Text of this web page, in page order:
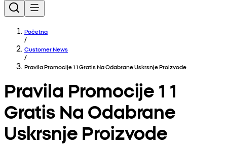
Početna
/
Customer News
/
Pravila Promocije 1 1 Gratis Na Odabrane Uskrsnje Proizvode
Pravila Promocije 1 1
Gratis Na Odabrane
Uskrsnje Proizvode